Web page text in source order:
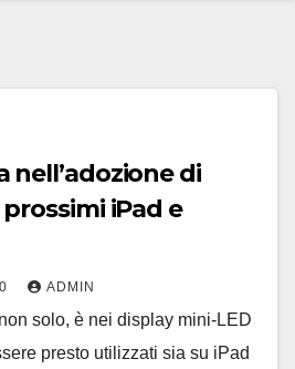
nell’adozione di
iPad e
ADMIN
solo, è nei display mini-LED
presto utilizzati sia su iPad